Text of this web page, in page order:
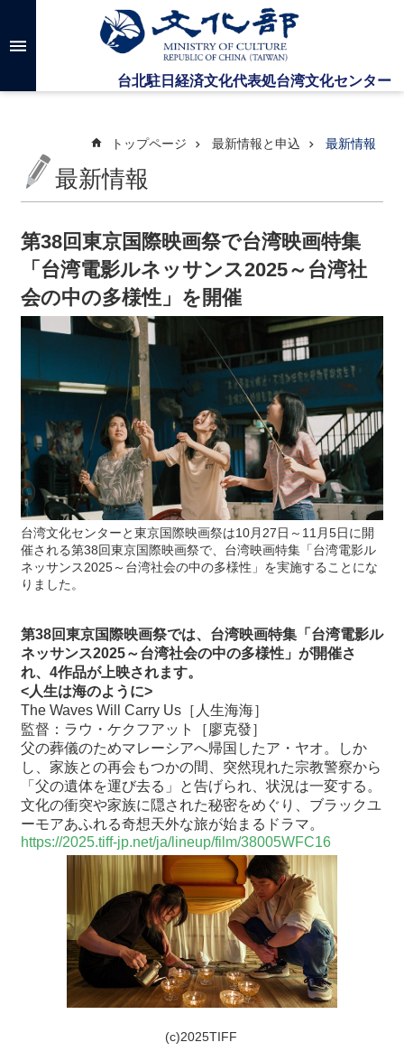
メインのコンテンツブロックにジャンプします
高
検
台
文
化
ン
タ
ー
い
て
最
新
情
報
と
申
込
去
行
事
台
湾
の
本
関
連
トップページ 最新情報と申込 最新情報
最新情報
第38回東京国際映画祭で台湾映画特集
「台湾電影ルネッサンス2025～台湾社
会の中の多様性」を開催
台湾文化センターと東京国際映画祭は10月27日～11月5日に開
催される第38回東京国際映画祭で、台湾映画特集「台湾電影ル
ネッサンス2025～台湾社会の中の多様性」を実施することにな
りました。
第38回東京国際映画祭では、台湾映画特集「台湾電影ル
ネッサンス2025～台湾社会の中の多様性」が開催さ
れ、4作品が上映されます。
<人生は海のように>
The Waves Will Carry Us［人生海海］
監督：ラウ・ケクフアット［廖克發］
父の葬儀のためマレーシアへ帰国したア・ヤオ。しか
し、家族との再会もつかの間、突然現れた宗教警察から
「父の遺体を運び去る」と告げられ、状況は一変する。
文化の衝突や家族に隠された秘密をめぐり、ブラックユ
ーモアあふれる奇想天外な旅が始まるドラマ。
https://2025.tiff-jp.net/ja/lineup/film/38005WFC16
(c)2025TIFF